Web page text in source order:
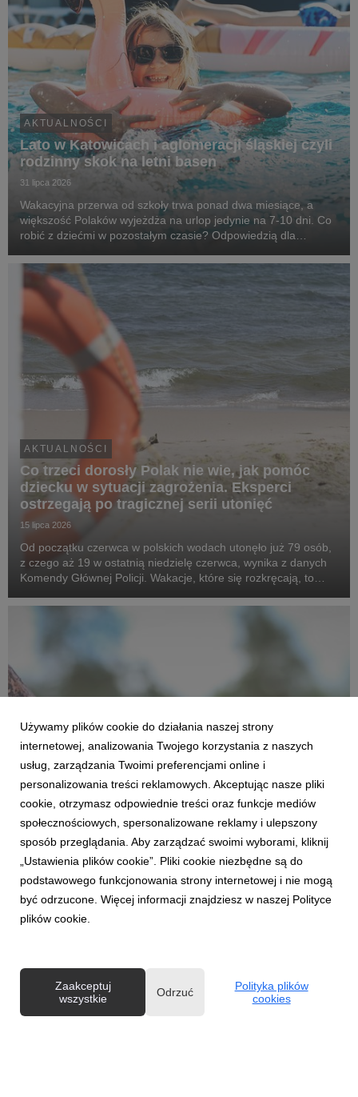
AKTUALNOŚCI
Lato w Katowicach i aglomeracji śląskiej czyli
rodzinny skok na letni basen
31 lipca 2026
Wakacyjna przerwa od szkoły trwa ponad dwa miesiące, a
większość Polaków wyjeżdża na urlop jedynie na 7-10 dni. Co
robić z dziećmi w pozostałym czasie? Odpowiedzią dla
basenach i kąpieliskach - od Katowic, przez obiekty...
AKTUALNOŚCI
Co trzeci dorosły Polak nie wie, jak pomóc
dziecku w sytuacji zagrożenia. Eksperci
ostrzegają po tragicznej serii utonięć
15 lipca 2026
Od początku czerwca w polskich wodach utonęło już 79 osób,
z czego aż 19 w ostatnią niedzielę czerwca, wynika z danych
Komendy Głównej Policji. Wakacje, które się rozkręcają, to
narażeni są szczególnie najmłodsi. Eks...
AKTUALNOŚCI
Przeszkody na trasie czy w głowie? Już w
sobotę bieg OCR w Tarnobrzegu
15 lipca 2026
W najbliższą sobotę nad Jeziorem Tarnobrzeskim, młodsi i
starsi zawodnicy wystartują w różnych odsłonach biegu z
przeszkodami, którego trasa przebiegać będzie m.in. przez
Używamy plików cookie do działania naszej strony
internetowej, analizowania Twojego korzystania z naszych
usług, zarządzania Twoimi preferencjami online i
personalizowania treści reklamowych. Akceptując nasze pliki
cookie, otrzymasz odpowiednie treści oraz funkcje mediów
społecznościowych, spersonalizowane reklamy i ulepszony
sposób przeglądania. Aby zarządzać swoimi wyborami, kliknij
„Ustawienia plików cookie”. Pliki cookie niezbędne są do
podstawowego funkcjonowania strony internetowej i nie mogą
być odrzucone. Więcej informacji znajdziesz w naszej Polityce
plików cookie.
Zaakceptuj
wszystkie
Odrzuć
Polityka plików
cookies